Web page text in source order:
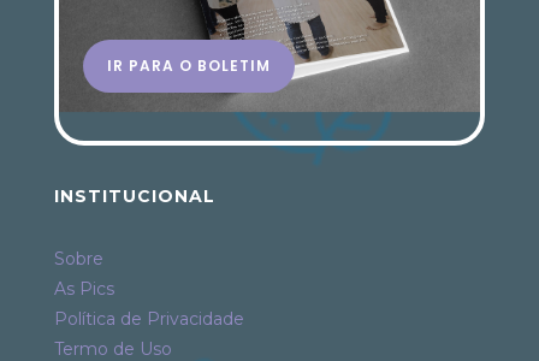
IR PARA O BOLETIM
INSTITUCIONAL
Sobre
As Pics
Política de Privacidade
Termo de Uso